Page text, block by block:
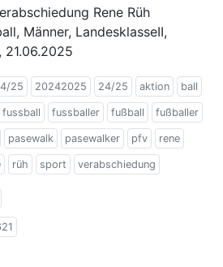
Rene Rüh
Männer, LandesklasseII,
25 20242025 24/25 aktion ball
fussball fussballer fußball fußballer
pasewalk pasewalker pfv rene
rüh sport verabschiedung